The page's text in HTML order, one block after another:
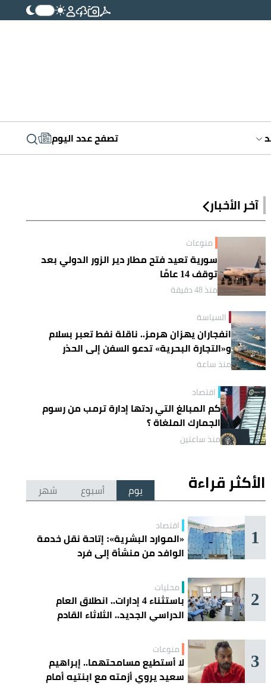
تصفح عدد اليوم
آخر الأخبار
منوعات
سورية تعيد فتح مطار دير الزور الدولي بعد
توقف 14 عامًا
منذ 48 دقيقة
السياسة
انفجاران يهزان هرمز.. ناقلة نفط تعبر بسلام
و«التجارة البحرية» تدعو السفن إلى الحذر
منذ ساعة
اقتصاد
كم المبالغ التي ردتها إدارة ترمب من رسوم
الجمارك الملغاة ؟
منذ ساعتين
الأكثر قراءة يوم أسبوع شهر
1 اقتصاد
«الموارد البشرية»: إتاحة نقل خدمة
الوافد من منشأة إلى فرد
2 محليات
باستثناء 4 إدارات.. انطلاق العام
الدراسي الجديد.. الثلاثاء القادم
3 منوعات
لا أستطيع مسامحتهما.. إبراهيم
سعيد يروي أزمته مع ابنتيه أمام